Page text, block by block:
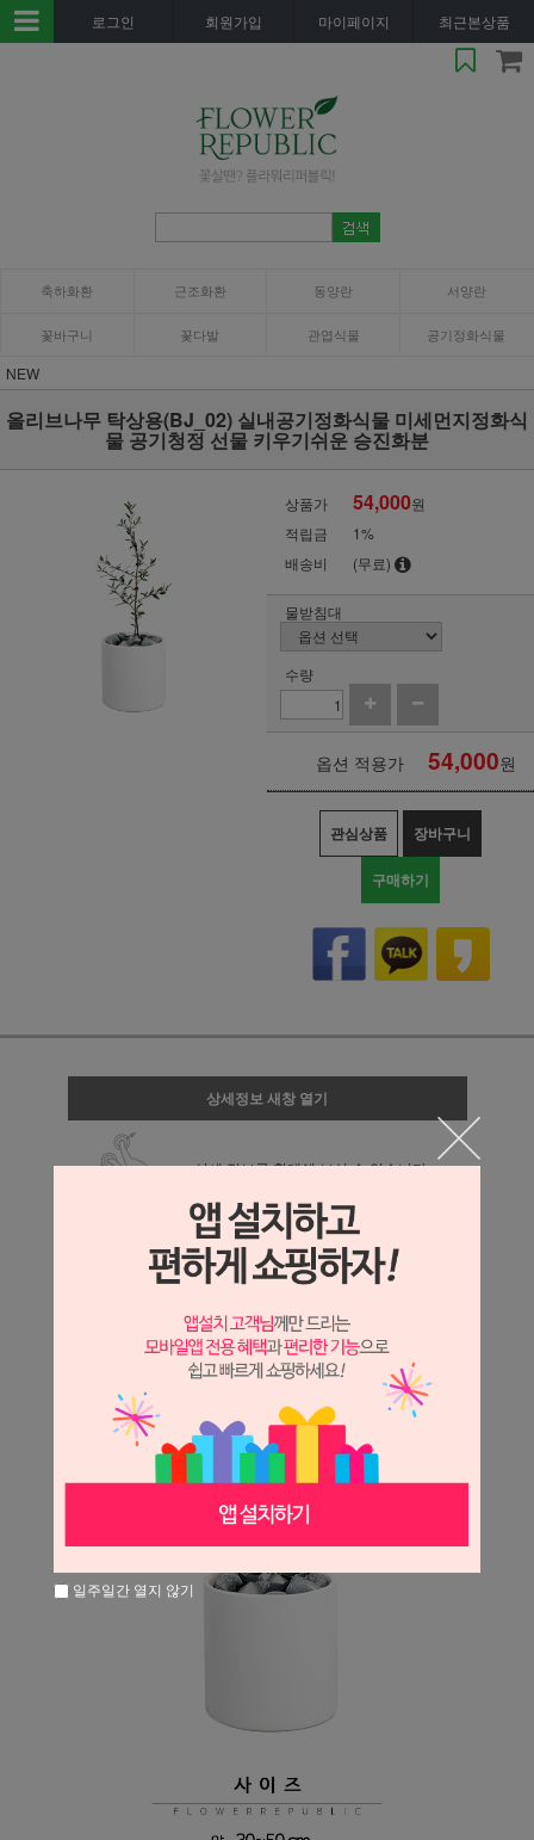
로그인 회원가입 마이페이지 최근본상품
축하화환 근조화환 동양란 서양란
꽃바구니 꽃다발 관엽식물 공기정화식물
NEW
올리브나무 탁상용(BJ_02) 실내공기정화식물 미세먼지정화식
물 공기청정 선물 키우기쉬운 승진화분
상품가 54,000원
적립금
1%
배송비
(무료)
물받침대
수량
옵션 적용가 54,000원
관심상품 장바구니
구매하기
상세정보 새창 열기
상세 정보를 확대해 보실 수 있습니다.
일주일간 열지 않기